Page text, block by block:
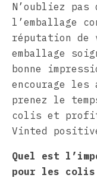
N’oubliez
l’emballage
réputation
emballage
bonne
encourage
prenez le
colis et
Vinted
Quel est
pour les colis